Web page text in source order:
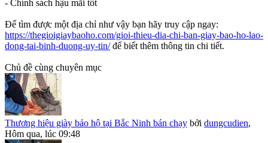
- Chính sách hậu mãi tốt
Để tìm được một địa chỉ như vậy bạn hãy truy cập ngay:
https://thegioigiaybaoho.com/gioi-thieu-dia-chi-ban-giay-bao-ho-lao-
dong-tai-binh-duong-uy-tin/để biết thêm thông tin chi tiết.
Chủ đề cùng chuyên mục
Thương hiệu giày bảo hộ tại Bắc Ninh bán chạy bởi dungcudien,
Hôm qua, lúc 09:48